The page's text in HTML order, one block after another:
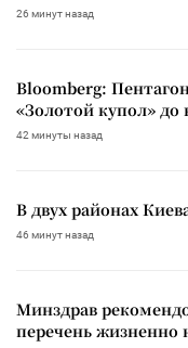
26 минут назад
Bloomberg:
«Золотой купол» до
42 минуты назад
В двух районах
46 минут назад
Минздрав
перечень жизненно